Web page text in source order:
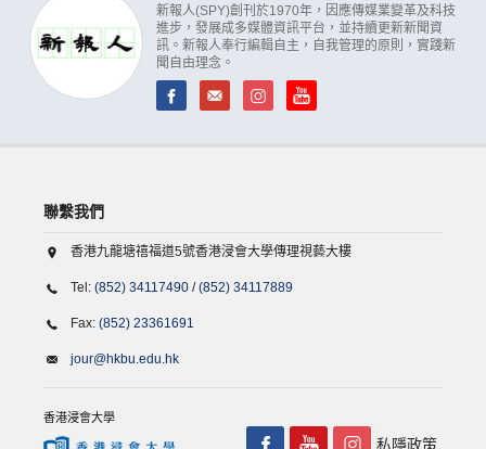
新報人(SPY)創刊於1970年，因應傳媒業變革及科技
進步，發展成多媒體資訊平台，並持續更新新聞資
訊。新報人奉行編輯自主，自我管理的原則，實踐新
聞自由理念。
聯繫我們
香港九龍塘禧福道5號香港浸會大學傳理視藝大樓
Tel: (852) 34117490 /(852) 34117889
Fax: (852) 23361691
jour@hkbu.edu.hk
香港浸會大學
私隱政策